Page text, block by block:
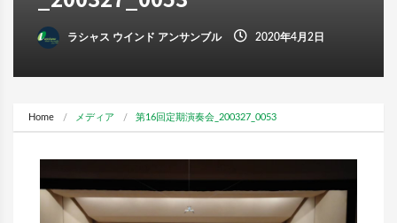
ラシャス ウインド アンサンブル 2020年4月2日
Home メディア 第16回定期演奏会_200327_0053